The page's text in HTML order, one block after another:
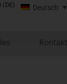
(DE) Deutsch
Kontakt